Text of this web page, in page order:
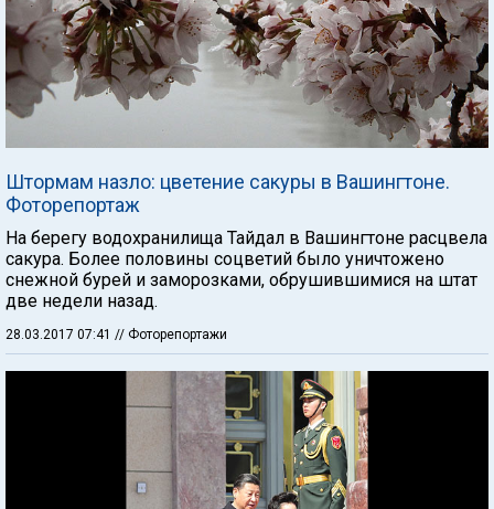
Штормам назло: цветение сакуры в Вашингтоне.
Фоторепортаж
На берегу водохранилища Тайдал в Вашингтоне расцвела
сакура. Более половины соцветий было уничтожено
снежной бурей и заморозками, обрушившимися на штат
две недели назад.
28.03.2017 07:41 // Фоторепортажи